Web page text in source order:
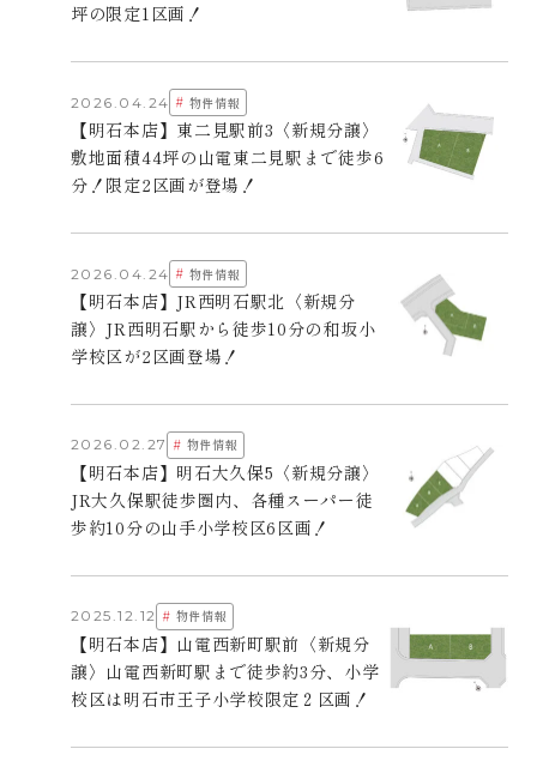
坪の限定1区画！
2026.04.24 # 物件情報
【明石本店】東二見駅前3〈新規分譲〉
敷地面積44坪の山電東二見駅まで徒歩6
分！限定2区画が登場！
2026.04.24 # 物件情報
【明石本店】JR西明石駅北〈新規分
譲〉JR西明石駅から徒歩10分の和坂小
学校区が2区画登場！
2026.02.27 # 物件情報
【明石本店】明石大久保5〈新規分譲〉
JR大久保駅徒歩圏内、各種スーパー徒
歩約10分の山手小学校区6区画！
2025.12.12 # 物件情報
【明石本店】山電西新町駅前〈新規分
譲〉山電西新町駅まで徒歩約3分、小学
校区は明石市王子小学校限定２区画！